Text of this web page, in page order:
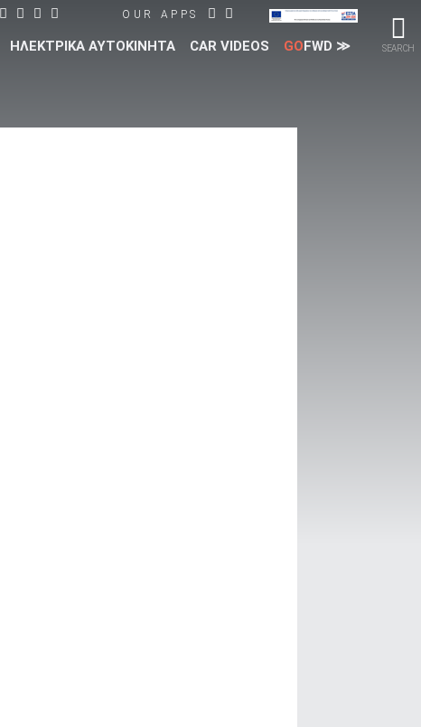
SEARCH
OUR APPS
ΗΛΕΚΤΡΙΚΑ ΑΥΤΟΚΙΝΗΤΑ CAR VIDEOS GOFWD ≫